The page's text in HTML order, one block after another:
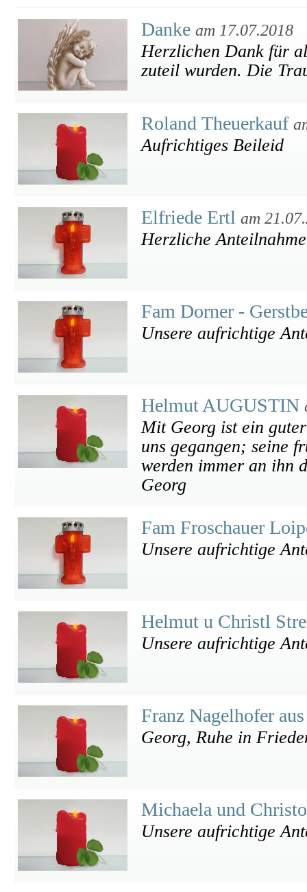
Danke am 17.07.2018
Herzlichen Dank für
zuteil wurden. Die
Roland Theuerkauf
Aufrichtiges Beileid
Elfriede Ertl am
Herzliche Anteilnahme
Fam Dorner -
Unsere aufrichtige
Helmut AUGUSTIN
Mit Georg ist ein
uns gegangen; seine
werden immer an ihn
Georg
Fam Froschauer
Unsere aufrichtige
Helmut u Christl
Unsere aufrichtige
Franz Nagelhofer
Georg, Ruhe in
Michaela und
Unsere aufrichtige